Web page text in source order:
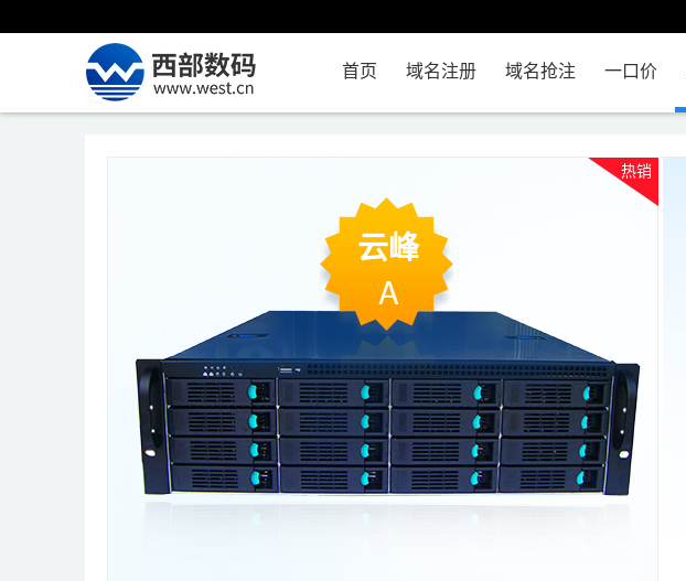
首页 域名注册 域名抢注 一口价
云峰
A
热销